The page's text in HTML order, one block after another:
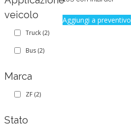
Aggiungi a preventivo
veicolo
Truck (2)
Bus (2)
Marca
ZF (2)
Stato